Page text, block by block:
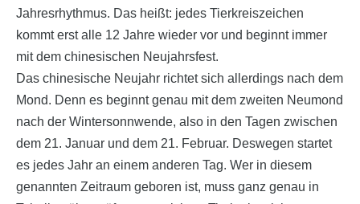
Jahresrhythmus. Das heißt: jedes Tierkreiszeichen
kommt erst alle 12 Jahre wieder vor und beginnt immer
mit dem chinesischen Neujahrsfest.
Das chinesische Neujahr richtet sich allerdings nach dem
Mond. Denn es beginnt genau mit dem zweiten Neumond
nach der Wintersonnwende, also in den Tagen zwischen
dem 21. Januar und dem 21. Februar. Deswegen startet
es jedes Jahr an einem anderen Tag. Wer in diesem
genannten Zeitraum geboren ist, muss ganz genau in